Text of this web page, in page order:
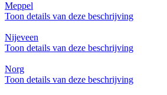
Meppel
Toon details van deze beschrijving
Nijeveen
Toon details van deze beschrijving
Norg
Toon details van deze beschrijving